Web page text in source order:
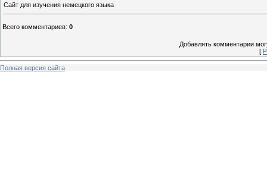
Сайт для изучения немецкого языка
Всего комментариев: 0
Добавлять комментарии
[
Полная версия сайта